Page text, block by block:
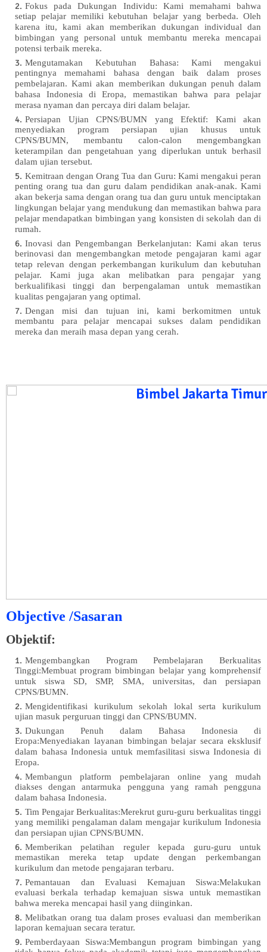
Fokus pada Dukungan Individu: Kami memahami bahwa
setiap pelajar memiliki kebutuhan belajar yang berbeda. Oleh
karena itu, kami akan memberikan dukungan individual dan
bimbingan yang personal untuk membantu mereka mencapai
potensi terbaik mereka.
Mengutamakan Kebutuhan Bahasa: Kami mengakui
pentingnya memahami bahasa dengan baik dalam proses
pembelajaran. Kami akan memberikan dukungan penuh dalam
bahasa Indonesia di Eropa, memastikan bahwa para pelajar
merasa nyaman dan percaya diri dalam belajar.
Persiapan Ujian CPNS/BUMN yang Efektif: Kami akan
menyediakan program persiapan ujian khusus untuk
CPNS/BUMN, membantu calon-calon mengembangkan
keterampilan dan pengetahuan yang diperlukan untuk berhasil
dalam ujian tersebut.
Kemitraan dengan Orang Tua dan Guru: Kami mengakui peran
penting orang tua dan guru dalam pendidikan anak-anak. Kami
akan bekerja sama dengan orang tua dan guru untuk menciptakan
lingkungan belajar yang mendukung dan memastikan bahwa para
pelajar mendapatkan bimbingan yang konsisten di sekolah dan di
rumah.
Inovasi dan Pengembangan Berkelanjutan: Kami akan terus
berinovasi dan mengembangkan metode pengajaran kami agar
tetap relevan dengan perkembangan kurikulum dan kebutuhan
pelajar. Kami juga akan melibatkan para pengajar yang
berkualifikasi tinggi dan berpengalaman untuk memastikan
kualitas pengajaran yang optimal.
Dengan misi dan tujuan ini, kami berkomitmen untuk
membantu para pelajar mencapai sukses dalam pendidikan
mereka dan meraih masa depan yang cerah.
Objective /Sasaran
Objektif:
Mengembangkan Program Pembelajaran Berkualitas
Tinggi:Membuat program bimbingan belajar yang komprehensif
untuk siswa SD, SMP, SMA, universitas, dan persiapan
CPNS/BUMN.
Mengidentifikasi kurikulum sekolah lokal serta kurikulum
ujian masuk perguruan tinggi dan CPNS/BUMN.
Dukungan Penuh dalam Bahasa Indonesia di
Eropa:Menyediakan layanan bimbingan belajar secara eksklusif
dalam bahasa Indonesia untuk memfasilitasi siswa Indonesia di
Eropa.
Membangun platform pembelajaran online yang mudah
diakses dengan antarmuka pengguna yang ramah pengguna
dalam bahasa Indonesia.
Tim Pengajar Berkualitas:Merekrut guru-guru berkualitas tinggi
yang memiliki pengalaman dalam mengajar kurikulum Indonesia
dan persiapan ujian CPNS/BUMN.
Memberikan pelatihan reguler kepada guru-guru untuk
memastikan mereka tetap update dengan perkembangan
kurikulum dan metode pengajaran terbaru.
Pemantauan dan Evaluasi Kemajuan Siswa:Melakukan
evaluasi berkala terhadap kemajuan siswa untuk memastikan
bahwa mereka mencapai hasil yang diinginkan.
Melibatkan orang tua dalam proses evaluasi dan memberikan
laporan kemajuan secara teratur.
Pemberdayaan Siswa:Membangun program bimbingan yang